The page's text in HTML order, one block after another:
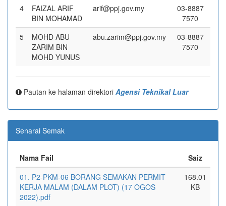
4
FAIZAL ARIF
BIN MOHAMAD
arif@ppj.gov.my
03-8887
7570
5
MOHD ABU
ZARIM BIN
MOHD YUNUS
abu.zarim@ppj.gov.my
03-8887
7570
Pautan ke halaman direktori Agensi Teknikal Luar
Senarai Semak
Nama Fail
Saiz
01. P2-PKM-06 BORANG SEMAKAN PERMIT
KERJA MALAM (DALAM PLOT) (17 OGOS
2022).pdf
168.01
KB